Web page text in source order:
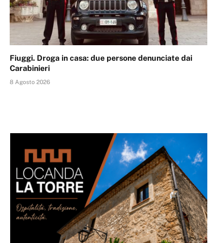
Fiuggi. Droga in casa: due persone denunciate dai
Carabinieri
8 Agosto 2026